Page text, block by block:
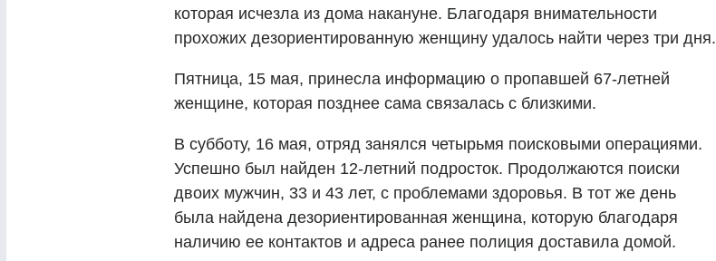
которая исчезла из дома накануне. Благодаря внимательности
прохожих дезориентированную женщину удалось найти через три дня.
Пятница, 15 мая, принесла информацию о пропавшей 67-летней
женщине, которая позднее сама связалась с близкими.
В субботу, 16 мая, отряд занялся четырьмя поисковыми операциями.
Успешно был найден 12-летний подросток. Продолжаются поиски
двоих мужчин, 33 и 43 лет, с проблемами здоровья. В тот же день
была найдена дезориентированная женщина, которую благодаря
наличию ее контактов и адреса ранее полиция доставила домой.